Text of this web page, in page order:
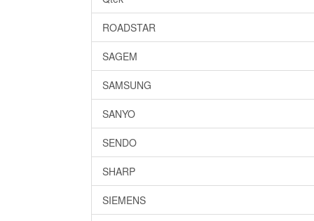
ROADSTAR
SAGEM
SAMSUNG
SANYO
SENDO
SHARP
SIEMENS